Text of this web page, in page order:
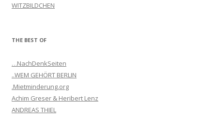
WITZBILDCHEN
THE BEST OF
…NachDenkSeiten
..WEM GEHÖRT BERLIN
.Mietminderung.org
Achim Greser & Heribert Lenz
ANDREAS THIEL